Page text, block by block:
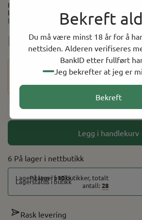
Bekreft
Du må være minst 18 år for å
nettsiden. Alderen verifiseres
BankID etter fullført
Jeg bekrefter at jeg er
Bekreft
Parker of London assortert, Pipe Parker of London gir maksimal
kvalitet for pengene - pipene er "rejects"
utenfor London med små og uvesentlige
Les mer
NOK 790.00
Dette produktet har en
du har fullført kjøpet, vil du bli bedt om
din ved hjelp av BankID for å
-
Legg i handlekurv
6 På lager
På lager i10butikker, totalt
antall:28
Rask levering